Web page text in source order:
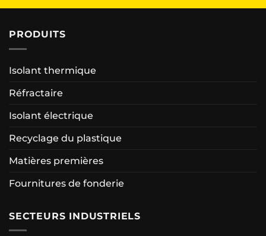
PRODUITS
Isolant thermique
Réfractaire
Isolant électrique
Recyclage du plastique
Matières premières
Fournitures de fonderie
SECTEURS INDUSTRIELS